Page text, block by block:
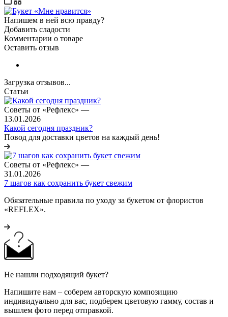
Напишем в ней всю правду?
Добавить сладости
Комментарии о товаре
Оставить отзыв
Загрузка отзывов...
Статьи
Советы от «Рефлекс» —
13.01.2026
Какой сегодня праздник?
Повод для доставки цветов на каждый день!
Советы от «Рефлекс» —
31.01.2026
7 шагов как сохранить букет свежим
Обязательные правила по уходу за букетом от флористов
«REFLEX».
Не нашли подходящий букет?
Напишите нам – соберем авторскую композицию
индивидуально для вас, подберем цветовую гамму, состав и
вышлем фото перед отправкой.